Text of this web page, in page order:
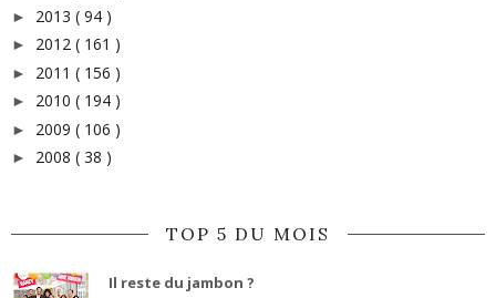
► 2013 ( 94 )
► 2012 ( 161 )
► 2011 ( 156 )
► 2010 ( 194 )
► 2009 ( 106 )
► 2008 ( 38 )
TOP 5 DU MOIS
Il reste du jambon ?